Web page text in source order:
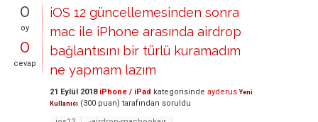
0
oy
0
cevap
iOS 12 güncellemesinden sonra
mac ile iPhone arasında airdrop
bağlantısını bir türlü kuramadım
ne yapmam lazım
21 Eylül 2018 iPhone / iPad kategorisinde ayderus Yeni
Kullanıcı (300 puan) tarafından soruldu